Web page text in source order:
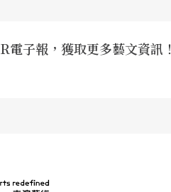
電子報，獲取更多藝文資訊！